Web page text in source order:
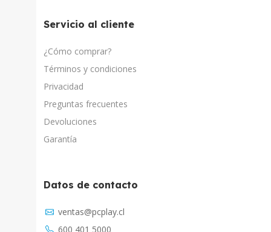
Servicio al cliente
¿Cómo comprar?
Términos y condiciones
Privacidad
Preguntas frecuentes
Devoluciones
Garantía
Datos de contacto
ventas@pcplay.cl
600 401 5000
Chat con IA